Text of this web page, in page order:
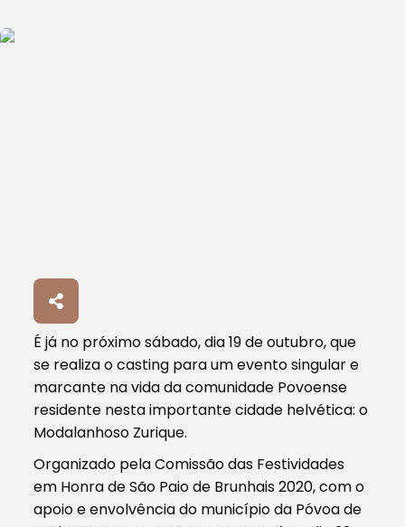
É já no próximo sábado, dia 19 de outubro, que
se realiza o casting para um evento singular e
marcante na vida da comunidade Povoense
residente nesta importante cidade helvética: o
Modalanhoso Zurique.
Organizado pela Comissão das Festividades
em Honra de São Paio de Brunhais 2020, com o
apoio e envolvência do município da Póvoa de